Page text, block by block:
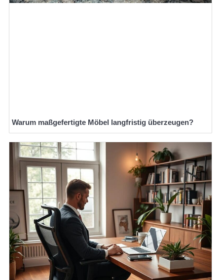
Warum maßgefertigte Möbel langfristig überzeugen?